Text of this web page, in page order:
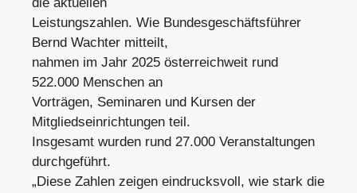
Leistungszahlen. Wie Bundesgeschäftsführer
Bernd Wachter mitteilt,
nahmen im Jahr 2025 österreichweit rund
522.000 Menschen an
Vorträgen, Seminaren und Kursen der
Mitgliedseinrichtungen teil.
Insgesamt wurden rund 27.000 Veranstaltungen
durchgeführt.
„Diese Zahlen zeigen eindrucksvoll, wie stark die